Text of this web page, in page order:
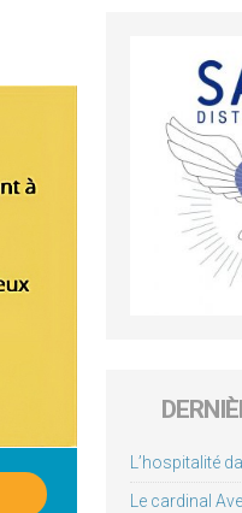
L’hospitalité
Le cardinal